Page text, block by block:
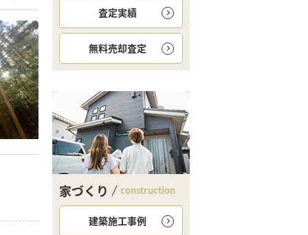
査定実績
無料売却査定
家づくり construction
建築施工事例